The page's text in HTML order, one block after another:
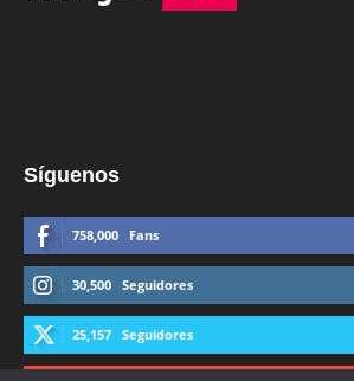
Síguenos
758,000 Fans
30,500 Seguidores
25,157 Seguidores